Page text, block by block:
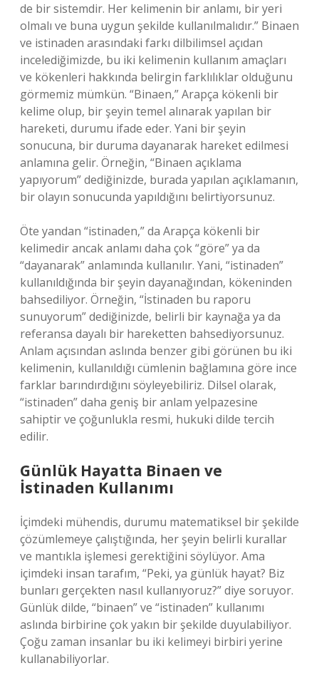
de bir sistemdir. Her kelimenin bir anlamı, bir yeri
olmalı ve buna uygun şekilde kullanılmalıdır.” Binaen
ve istinaden arasındaki farkı dilbilimsel açıdan
incelediğimizde, bu iki kelimenin kullanım amaçları
ve kökenleri hakkında belirgin farklılıklar olduğunu
görmemiz mümkün. “Binaen,” Arapça kökenli bir
kelime olup, bir şeyin temel alınarak yapılan bir
hareketi, durumu ifade eder. Yani bir şeyin
sonucuna, bir duruma dayanarak hareket edilmesi
anlamına gelir. Örneğin, “Binaen açıklama
yapıyorum” dediğinizde, burada yapılan açıklamanın,
bir olayın sonucunda yapıldığını belirtiyorsunuz.
Öte yandan “istinaden,” da Arapça kökenli bir
kelimedir ancak anlamı daha çok “göre” ya da
“dayanarak” anlamında kullanılır. Yani, “istinaden”
kullanıldığında bir şeyin dayanağından, kökeninden
bahsediliyor. Örneğin, “İstinaden bu raporu
sunuyorum” dediğinizde, belirli bir kaynağa ya da
referansa dayalı bir hareketten bahsediyorsunuz.
Anlam açısından aslında benzer gibi görünen bu iki
kelimenin, kullanıldığı cümlenin bağlamına göre ince
farklar barındırdığını söyleyebiliriz. Dilsel olarak,
“istinaden” daha geniş bir anlam yelpazesine
sahiptir ve çoğunlukla resmi, hukuki dilde tercih
edilir.
Günlük Hayatta Binaen ve
İstinaden Kullanımı
İçimdeki mühendis, durumu matematiksel bir şekilde
çözümlemeye çalıştığında, her şeyin belirli kurallar
ve mantıkla işlemesi gerektiğini söylüyor. Ama
içimdeki insan tarafım, “Peki, ya günlük hayat? Biz
bunları gerçekten nasıl kullanıyoruz?” diye soruyor.
Günlük dilde, “binaen” ve “istinaden” kullanımı
aslında birbirine çok yakın bir şekilde duyulabiliyor.
Çoğu zaman insanlar bu iki kelimeyi birbiri yerine
kullanabiliyorlar.